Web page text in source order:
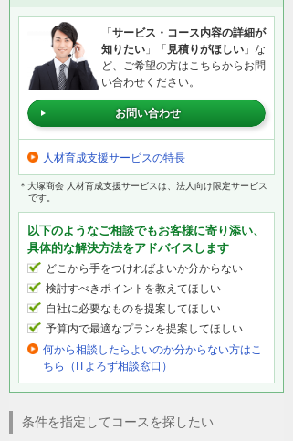
「サービス・コース内容の詳細が
知りたい 」「 見積りがほしい 」な
ど、ご希望の方はこちらからお問
い合わせください。
お問い合わせ
人材育成支援サービスの特長
＊大塚商会 人材育成支援サービスは、法人向け限定サービス
です。
以下のようなご相談でもお客様に寄り添い、
具体的な解決方法をアドバイスします
どこから手をつければよいか分からない
検討すべきポイントを教えてほしい
自社に必要なものを提案してほしい
予算内で最適なプランを提案してほしい
何から相談したらよいのか分からない方はこ
ちら（ITよろず相談窓口）
条件を指定してコースを探したい